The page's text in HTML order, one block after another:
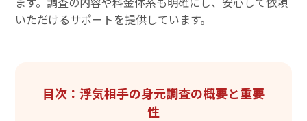
いただけるサポートを提供しています。
目次：浮気相手の身元調査の概要と重要
性